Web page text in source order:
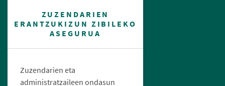
ZUZENDARIEN
ERANTZUKIZUN ZIBILEKO
ASEGURUA
Zuzendarien eta
administratzaileen ondasun